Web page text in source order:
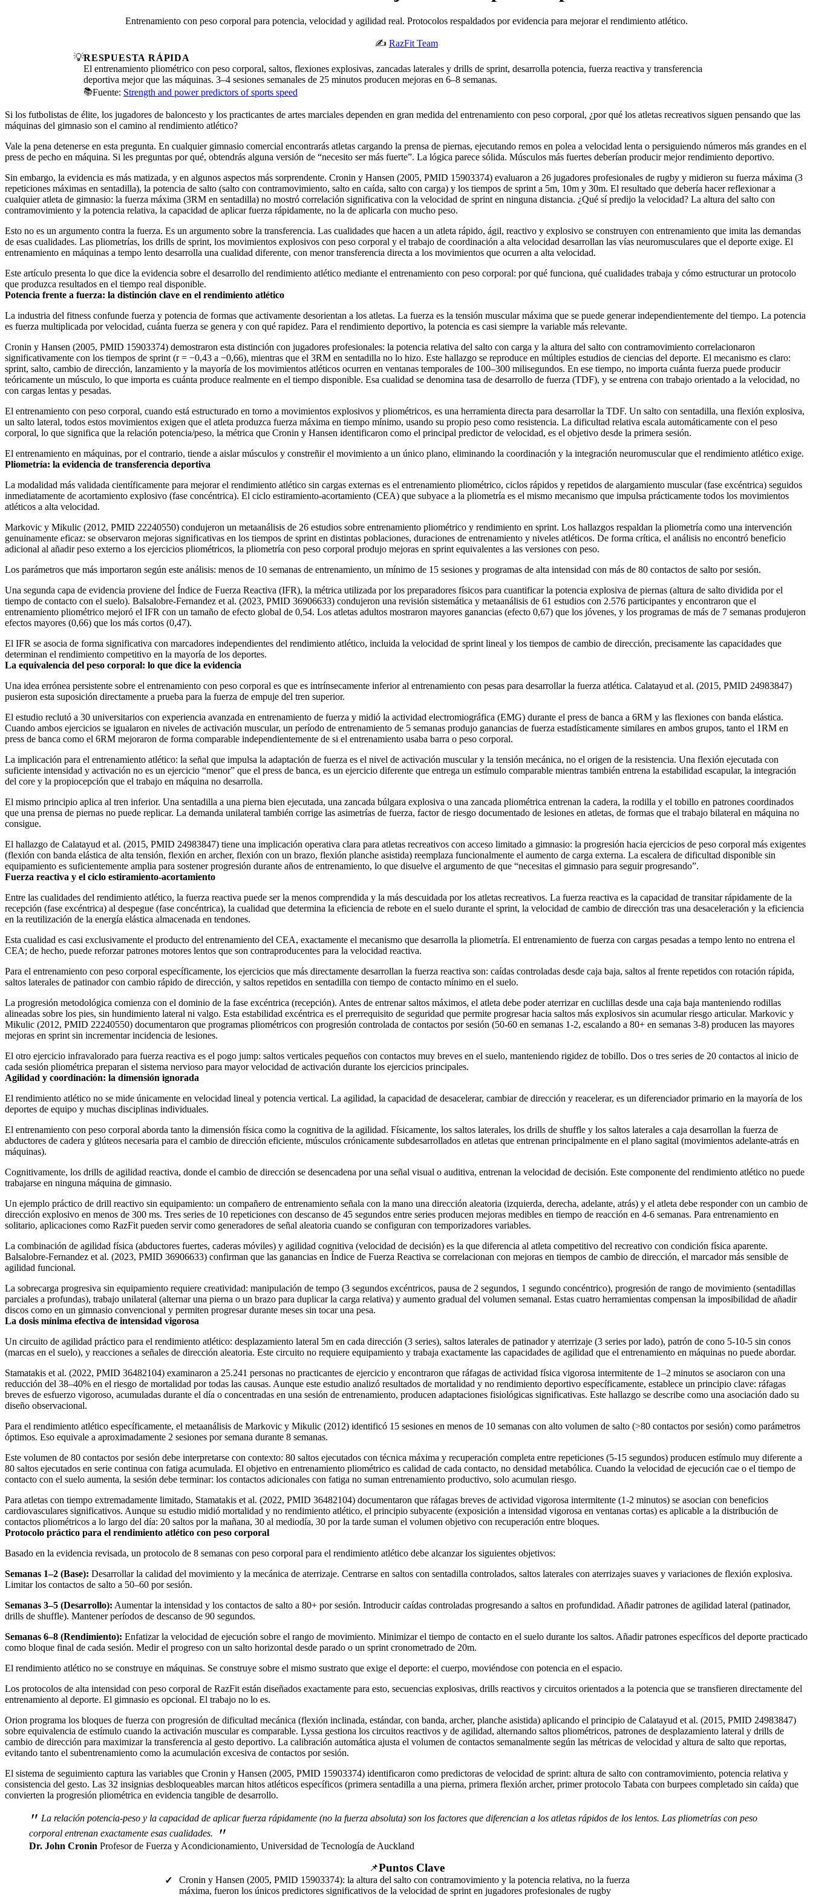
Entrenamiento con peso corporal para potencia, velocidad y agilidad real. Protocolos respaldados por evidencia para mejorar el rendimiento atlético.
✍️ RazFit Team
💡RESPUESTA RÁPIDA
El entrenamiento pliométrico con peso corporal, saltos, flexiones explosivas, zancadas laterales y drills de sprint, desarrolla potencia, fuerza reactiva y transferencia
deportiva mejor que las máquinas. 3–4 sesiones semanales de 25 minutos producen mejoras en 6–8 semanas.
📚Fuente: Strength and power predictors of sports speed
Si los futbolistas de élite, los jugadores de baloncesto y los practicantes de artes marciales dependen en gran medida del entrenamiento con peso corporal, ¿por qué los atletas recreativos siguen pensando que las
máquinas del gimnasio son el camino al rendimiento atlético?
Vale la pena detenerse en esta pregunta. En cualquier gimnasio comercial encontrarás atletas cargando la prensa de piernas, ejecutando remos en polea a velocidad lenta o persiguiendo números más grandes en el
press de pecho en máquina. Si les preguntas por qué, obtendrás alguna versión de “necesito ser más fuerte”. La lógica parece sólida. Músculos más fuertes deberían producir mejor rendimiento deportivo.
Sin embargo, la evidencia es más matizada, y en algunos aspectos más sorprendente. Cronin y Hansen (2005, PMID 15903374) evaluaron a 26 jugadores profesionales de rugby y midieron su fuerza máxima (3
repeticiones máximas en sentadilla), la potencia de salto (salto con contramovimiento, salto en caída, salto con carga) y los tiempos de sprint a 5m, 10m y 30m. El resultado que debería hacer reflexionar a
cualquier atleta de gimnasio: la fuerza máxima (3RM en sentadilla) no mostró correlación significativa con la velocidad de sprint en ninguna distancia. ¿Qué sí predijo la velocidad? La altura del salto con
contramovimiento y la potencia relativa, la capacidad de aplicar fuerza rápidamente, no la de aplicarla con mucho peso.
Esto no es un argumento contra la fuerza. Es un argumento sobre la transferencia. Las cualidades que hacen a un atleta rápido, ágil, reactivo y explosivo se construyen con entrenamiento que imita las demandas
de esas cualidades. Las pliometrías, los drills de sprint, los movimientos explosivos con peso corporal y el trabajo de coordinación a alta velocidad desarrollan las vías neuromusculares que el deporte exige. El
entrenamiento en máquinas a tempo lento desarrolla una cualidad diferente, con menor transferencia directa a los movimientos que ocurren a alta velocidad.
Este artículo presenta lo que dice la evidencia sobre el desarrollo del rendimiento atlético mediante el entrenamiento con peso corporal: por qué funciona, qué cualidades trabaja y cómo estructurar un protocolo
que produzca resultados en el tiempo real disponible.
Potencia frente a fuerza: la distinción clave en el rendimiento atlético
La industria del fitness confunde fuerza y potencia de formas que activamente desorientan a los atletas. La fuerza es la tensión muscular máxima que se puede generar independientemente del tiempo. La potencia
es fuerza multiplicada por velocidad, cuánta fuerza se genera y con qué rapidez. Para el rendimiento deportivo, la potencia es casi siempre la variable más relevante.
Cronin y Hansen (2005, PMID 15903374) demostraron esta distinción con jugadores profesionales: la potencia relativa del salto con carga y la altura del salto con contramovimiento correlacionaron
significativamente con los tiempos de sprint (r = −0,43 a −0,66), mientras que el 3RM en sentadilla no lo hizo. Este hallazgo se reproduce en múltiples estudios de ciencias del deporte. El mecanismo es claro:
sprint, salto, cambio de dirección, lanzamiento y la mayoría de los movimientos atléticos ocurren en ventanas temporales de 100–300 milisegundos. En ese tiempo, no importa cuánta fuerza puede producir
teóricamente un músculo, lo que importa es cuánta produce realmente en el tiempo disponible. Esa cualidad se denomina tasa de desarrollo de fuerza (TDF), y se entrena con trabajo orientado a la velocidad, no
con cargas lentas y pesadas.
El entrenamiento con peso corporal, cuando está estructurado en torno a movimientos explosivos y pliométricos, es una herramienta directa para desarrollar la TDF. Un salto con sentadilla, una flexión explosiva,
un salto lateral, todos estos movimientos exigen que el atleta produzca fuerza máxima en tiempo mínimo, usando su propio peso como resistencia. La dificultad relativa escala automáticamente con el peso
corporal, lo que significa que la relación potencia/peso, la métrica que Cronin y Hansen identificaron como el principal predictor de velocidad, es el objetivo desde la primera sesión.
El entrenamiento en máquinas, por el contrario, tiende a aislar músculos y constreñir el movimiento a un único plano, eliminando la coordinación y la integración neuromuscular que el rendimiento atlético exige.
Pliometría: la evidencia de transferencia deportiva
La modalidad más validada científicamente para mejorar el rendimiento atlético sin cargas externas es el entrenamiento pliométrico, ciclos rápidos y repetidos de alargamiento muscular (fase excéntrica) seguidos
inmediatamente de acortamiento explosivo (fase concéntrica). El ciclo estiramiento-acortamiento (CEA) que subyace a la pliometría es el mismo mecanismo que impulsa prácticamente todos los movimientos
atléticos a alta velocidad.
Markovic y Mikulic (2012, PMID 22240550) condujeron un metaanálisis de 26 estudios sobre entrenamiento pliométrico y rendimiento en sprint. Los hallazgos respaldan la pliometría como una intervención
genuinamente eficaz: se observaron mejoras significativas en los tiempos de sprint en distintas poblaciones, duraciones de entrenamiento y niveles atléticos. De forma crítica, el análisis no encontró beneficio
adicional al añadir peso externo a los ejercicios pliométricos, la pliometría con peso corporal produjo mejoras en sprint equivalentes a las versiones con peso.
Los parámetros que más importaron según este análisis: menos de 10 semanas de entrenamiento, un mínimo de 15 sesiones y programas de alta intensidad con más de 80 contactos de salto por sesión.
Una segunda capa de evidencia proviene del Índice de Fuerza Reactiva (IFR), la métrica utilizada por los preparadores físicos para cuantificar la potencia explosiva de piernas (altura de salto dividida por el
tiempo de contacto con el suelo). Balsalobre-Fernandez et al. (2023, PMID 36906633) condujeron una revisión sistemática y metaanálisis de 61 estudios con 2.576 participantes y encontraron que el
entrenamiento pliométrico mejoró el IFR con un tamaño de efecto global de 0,54. Los atletas adultos mostraron mayores ganancias (efecto 0,67) que los jóvenes, y los programas de más de 7 semanas produjeron
efectos mayores (0,66) que los más cortos (0,47).
El IFR se asocia de forma significativa con marcadores independientes del rendimiento atlético, incluida la velocidad de sprint lineal y los tiempos de cambio de dirección, precisamente las capacidades que
determinan el rendimiento competitivo en la mayoría de los deportes.
La equivalencia del peso corporal: lo que dice la evidencia
Una idea errónea persistente sobre el entrenamiento con peso corporal es que es intrínsecamente inferior al entrenamiento con pesas para desarrollar la fuerza atlética. Calatayud et al. (2015, PMID 24983847)
pusieron esta suposición directamente a prueba para la fuerza de empuje del tren superior.
El estudio reclutó a 30 universitarios con experiencia avanzada en entrenamiento de fuerza y midió la actividad electromiográfica (EMG) durante el press de banca a 6RM y las flexiones con banda elástica.
Cuando ambos ejercicios se igualaron en niveles de activación muscular, un período de entrenamiento de 5 semanas produjo ganancias de fuerza estadísticamente similares en ambos grupos, tanto el 1RM en
press de banca como el 6RM mejoraron de forma comparable independientemente de si el entrenamiento usaba barra o peso corporal.
La implicación para el entrenamiento atlético: la señal que impulsa la adaptación de fuerza es el nivel de activación muscular y la tensión mecánica, no el origen de la resistencia. Una flexión ejecutada con
suficiente intensidad y activación no es un ejercicio “menor” que el press de banca, es un ejercicio diferente que entrega un estímulo comparable mientras también entrena la estabilidad escapular, la integración
del core y la propiocepción que el trabajo en máquina no desarrolla.
El mismo principio aplica al tren inferior. Una sentadilla a una pierna bien ejecutada, una zancada búlgara explosiva o una zancada pliométrica entrenan la cadera, la rodilla y el tobillo en patrones coordinados
que una prensa de piernas no puede replicar. La demanda unilateral también corrige las asimetrías de fuerza, factor de riesgo documentado de lesiones en atletas, de formas que el trabajo bilateral en máquina no
consigue.
El hallazgo de Calatayud et al. (2015, PMID 24983847) tiene una implicación operativa clara para atletas recreativos con acceso limitado a gimnasio: la progresión hacia ejercicios de peso corporal más exigentes
(flexión con banda elástica de alta tensión, flexión en archer, flexión con un brazo, flexión planche asistida) reemplaza funcionalmente el aumento de carga externa. La escalera de dificultad disponible sin
equipamiento es suficientemente amplia para sostener progresión durante años de entrenamiento, lo que disuelve el argumento de que “necesitas el gimnasio para seguir progresando”.
Fuerza reactiva y el ciclo estiramiento-acortamiento
Entre las cualidades del rendimiento atlético, la fuerza reactiva puede ser la menos comprendida y la más descuidada por los atletas recreativos. La fuerza reactiva es la capacidad de transitar rápidamente de la
recepción (fase excéntrica) al despegue (fase concéntrica), la cualidad que determina la eficiencia de rebote en el suelo durante el sprint, la velocidad de cambio de dirección tras una desaceleración y la eficiencia
en la reutilización de la energía elástica almacenada en tendones.
Esta cualidad es casi exclusivamente el producto del entrenamiento del CEA, exactamente el mecanismo que desarrolla la pliometría. El entrenamiento de fuerza con cargas pesadas a tempo lento no entrena el
CEA; de hecho, puede reforzar patrones motores lentos que son contraproducentes para la velocidad reactiva.
Para el entrenamiento con peso corporal específicamente, los ejercicios que más directamente desarrollan la fuerza reactiva son: caídas controladas desde caja baja, saltos al frente repetidos con rotación rápida,
saltos laterales de patinador con cambio rápido de dirección, y saltos repetidos en sentadilla con tiempo de contacto mínimo en el suelo.
La progresión metodológica comienza con el dominio de la fase excéntrica (recepción). Antes de entrenar saltos máximos, el atleta debe poder aterrizar en cuclillas desde una caja baja manteniendo rodillas
alineadas sobre los pies, sin hundimiento lateral ni valgo. Esta estabilidad excéntrica es el prerrequisito de seguridad que permite progresar hacia saltos más explosivos sin acumular riesgo articular. Markovic y
Mikulic (2012, PMID 22240550) documentaron que programas pliométricos con progresión controlada de contactos por sesión (50-60 en semanas 1-2, escalando a 80+ en semanas 3-8) producen las mayores
mejoras en sprint sin incrementar incidencia de lesiones.
El otro ejercicio infravalorado para fuerza reactiva es el pogo jump: saltos verticales pequeños con contactos muy breves en el suelo, manteniendo rigidez de tobillo. Dos o tres series de 20 contactos al inicio de
cada sesión pliométrica preparan el sistema nervioso para mayor velocidad de activación durante los ejercicios principales.
Agilidad y coordinación: la dimensión ignorada
El rendimiento atlético no se mide únicamente en velocidad lineal y potencia vertical. La agilidad, la capacidad de desacelerar, cambiar de dirección y reacelerar, es un diferenciador primario en la mayoría de los
deportes de equipo y muchas disciplinas individuales.
El entrenamiento con peso corporal aborda tanto la dimensión física como la cognitiva de la agilidad. Físicamente, los saltos laterales, los drills de shuffle y los saltos laterales a caja desarrollan la fuerza de
abductores de cadera y glúteos necesaria para el cambio de dirección eficiente, músculos crónicamente subdesarrollados en atletas que entrenan principalmente en el plano sagital (movimientos adelante-atrás en
máquinas).
Cognitivamente, los drills de agilidad reactiva, donde el cambio de dirección se desencadena por una señal visual o auditiva, entrenan la velocidad de decisión. Este componente del rendimiento atlético no puede
trabajarse en ninguna máquina de gimnasio.
Un ejemplo práctico de drill reactivo sin equipamiento: un compañero de entrenamiento señala con la mano una dirección aleatoria (izquierda, derecha, adelante, atrás) y el atleta debe responder con un cambio de
dirección explosivo en menos de 300 ms. Tres series de 10 repeticiones con descanso de 45 segundos entre series producen mejoras medibles en tiempo de reacción en 4-6 semanas. Para entrenamiento en
solitario, aplicaciones como RazFit pueden servir como generadores de señal aleatoria cuando se configuran con temporizadores variables.
La combinación de agilidad física (abductores fuertes, caderas móviles) y agilidad cognitiva (velocidad de decisión) es la que diferencia al atleta competitivo del recreativo con condición física aparente.
Balsalobre-Fernandez et al. (2023, PMID 36906633) confirman que las ganancias en Índice de Fuerza Reactiva se correlacionan con mejoras en tiempos de cambio de dirección, el marcador más sensible de
agilidad funcional.
La sobrecarga progresiva sin equipamiento requiere creatividad: manipulación de tempo (3 segundos excéntricos, pausa de 2 segundos, 1 segundo concéntrico), progresión de rango de movimiento (sentadillas
parciales a profundas), trabajo unilateral (alternar una pierna o un brazo para duplicar la carga relativa) y aumento gradual del volumen semanal. Estas cuatro herramientas compensan la imposibilidad de añadir
discos como en un gimnasio convencional y permiten progresar durante meses sin tocar una pesa.
La dosis mínima efectiva de intensidad vigorosa
Un circuito de agilidad práctico para el rendimiento atlético: desplazamiento lateral 5m en cada dirección (3 series), saltos laterales de patinador y aterrizaje (3 series por lado), patrón de cono 5-10-5 sin conos
(marcas en el suelo), y reacciones a señales de dirección aleatoria. Este circuito no requiere equipamiento y trabaja exactamente las capacidades de agilidad que el entrenamiento en máquinas no puede abordar.
Stamatakis et al. (2022, PMID 36482104) examinaron a 25.241 personas no practicantes de ejercicio y encontraron que ráfagas de actividad física vigorosa intermitente de 1–2 minutos se asociaron con una
reducción del 38–40% en el riesgo de mortalidad por todas las causas. Aunque este estudio analizó resultados de mortalidad y no rendimiento deportivo específicamente, establece un principio clave: ráfagas
breves de esfuerzo vigoroso, acumuladas durante el día o concentradas en una sesión de entrenamiento, producen adaptaciones fisiológicas significativas. Este hallazgo se describe como una asociación dado su
diseño observacional.
Para el rendimiento atlético específicamente, el metaanálisis de Markovic y Mikulic (2012) identificó 15 sesiones en menos de 10 semanas con alto volumen de salto (>80 contactos por sesión) como parámetros
óptimos. Eso equivale a aproximadamente 2 sesiones por semana durante 8 semanas.
Este volumen de 80 contactos por sesión debe interpretarse con contexto: 80 saltos ejecutados con técnica máxima y recuperación completa entre repeticiones (5-15 segundos) producen estímulo muy diferente a
80 saltos ejecutados en serie continua con fatiga acumulada. El objetivo en entrenamiento pliométrico es calidad de cada contacto, no densidad metabólica. Cuando la velocidad de ejecución cae o el tiempo de
contacto con el suelo aumenta, la sesión debe terminar: los contactos adicionales con fatiga no suman entrenamiento productivo, solo acumulan riesgo.
Para atletas con tiempo extremadamente limitado, Stamatakis et al. (2022, PMID 36482104) documentaron que ráfagas breves de actividad vigorosa intermitente (1-2 minutos) se asocian con beneficios
cardiovasculares significativos. Aunque su estudio midió mortalidad y no rendimiento atlético, el principio subyacente (exposición a intensidad vigorosa en ventanas cortas) es aplicable a la distribución de
contactos pliométricos a lo largo del día: 20 saltos por la mañana, 30 al mediodía, 30 por la tarde suman el volumen objetivo con recuperación entre bloques.
Protocolo práctico para el rendimiento atlético con peso corporal
Basado en la evidencia revisada, un protocolo de 8 semanas con peso corporal para el rendimiento atlético debe alcanzar los siguientes objetivos:
Semanas 1–2 (Base): Desarrollar la calidad del movimiento y la mecánica de aterrizaje. Centrarse en saltos con sentadilla controlados, saltos laterales con aterrizajes suaves y variaciones de flexión explosiva.
Limitar los contactos de salto a 50–60 por sesión.
Semanas 3–5 (Desarrollo): Aumentar la intensidad y los contactos de salto a 80+ por sesión. Introducir caídas controladas progresando a saltos en profundidad. Añadir patrones de agilidad lateral (patinador,
drills de shuffle). Mantener períodos de descanso de 90 segundos.
Semanas 6–8 (Rendimiento): Enfatizar la velocidad de ejecución sobre el rango de movimiento. Minimizar el tiempo de contacto en el suelo durante los saltos. Añadir patrones específicos del deporte practicado
como bloque final de cada sesión. Medir el progreso con un salto horizontal desde parado o un sprint cronometrado de 20m.
El rendimiento atlético no se construye en máquinas. Se construye sobre el mismo sustrato que exige el deporte: el cuerpo, moviéndose con potencia en el espacio.
Los protocolos de alta intensidad con peso corporal de RazFit están diseñados exactamente para esto, secuencias explosivas, drills reactivos y circuitos orientados a la potencia que se transfieren directamente del
entrenamiento al deporte. El gimnasio es opcional. El trabajo no lo es.
Orion programa los bloques de fuerza con progresión de dificultad mecánica (flexión inclinada, estándar, con banda, archer, planche asistida) aplicando el principio de Calatayud et al. (2015, PMID 24983847)
sobre equivalencia de estímulo cuando la activación muscular es comparable. Lyssa gestiona los circuitos reactivos y de agilidad, alternando saltos pliométricos, patrones de desplazamiento lateral y drills de
cambio de dirección para maximizar la transferencia al gesto deportivo. La calibración automática ajusta el volumen de contactos semanalmente según las métricas de velocidad y altura de salto que reportas,
evitando tanto el subentrenamiento como la acumulación excesiva de contactos por sesión.
El sistema de seguimiento captura las variables que Cronin y Hansen (2005, PMID 15903374) identificaron como predictoras de velocidad de sprint: altura de salto con contramovimiento, potencia relativa y
consistencia del gesto. Las 32 insignias desbloqueables marcan hitos atléticos específicos (primera sentadilla a una pierna, primera flexión archer, primer protocolo Tabata con burpees completado sin caída) que
convierten la progresión pliométrica en evidencia tangible de desarrollo.
" La relación potencia-peso y la capacidad de aplicar fuerza rápidamente (no la fuerza absoluta) son los factores que diferencian a los atletas rápidos de los lentos. Las pliometrías con peso
corporal entrenan exactamente esas cualidades.
"
Dr. John Cronin Profesor de Fuerza y Acondicionamiento, Universidad de Tecnología de Auckland
📌Puntos Clave
✓
Cronin y Hansen (2005, PMID 15903374): la altura del salto con contramovimiento y la potencia relativa, no la fuerza
máxima, fueron los únicos predictores significativos de la velocidad de sprint en jugadores profesionales de rugby